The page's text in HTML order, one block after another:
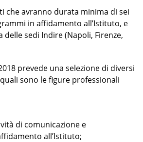
che avranno durata minima di sei
in affidamento all’Istituto, e
sedi Indire (Napoli, Firenze,
prevede una selezione di diversi
sono le figure professionali
di comunicazione e
all’Istituto;